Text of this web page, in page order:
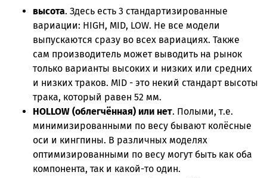
высота. Здесь есть 3 стандартизированные
вариации: HIGH, MID, LOW. Не все модели
выпускаются сразу во всех вариациях. Также
сам производитель может выводить на рынок
только варианты высоких и низких или средних
и низких траков. MID - это некий стандарт высоты
трака, который равен 52 мм.
HOLLOW (облегчённая) или нет. Полыми, т.е.
минимизированными по весу бывают колёсные
оси и кингпины. В различных моделях
оптимизированными по весу могут быть как оба
компонента, так и какой-то один.